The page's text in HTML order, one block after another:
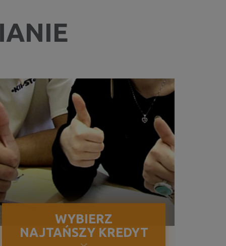
NA
Po bardzo...
– JAK
około 410...
WIĘCEJ
– III
września...
WIĘCEJ
WYBIERZ
NAJTAŃSZY KREDYT